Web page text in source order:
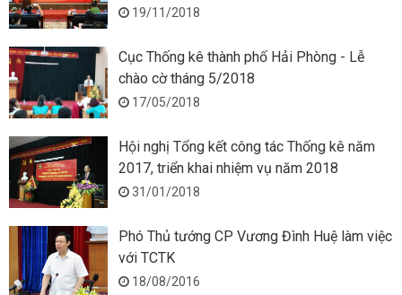
19/11/2018
Cục Thống kê thành phố Hải Phòng - Lễ
chào cờ tháng 5/2018
17/05/2018
Hội nghị Tổng kết công tác Thống kê năm
2017, triển khai nhiệm vụ năm 2018
31/01/2018
Phó Thủ tướng CP Vương Đình Huệ làm việc
với TCTK
18/08/2016